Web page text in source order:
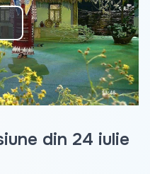
din 24 iulie